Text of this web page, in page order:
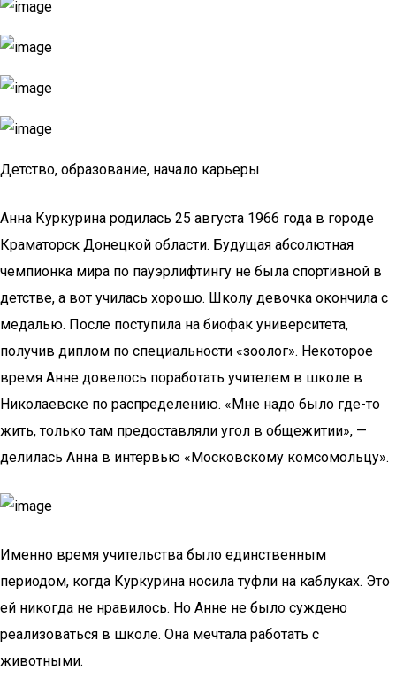
Детство, образование, начало карьеры
Анна Куркурина родилась 25 августа 1966 года в городе
Краматорск Донецкой области. Будущая абсолютная
чемпионка мира по пауэрлифтингу не была спортивной в
детстве, а вот училась хорошо. Школу девочка окончила с
медалью. После поступила на биофак университета,
получив диплом по специальности «зоолог». Некоторое
время Анне довелось поработать учителем в школе в
Николаевске по распределению. «Мне надо было где-то
жить, только там предоставляли угол в общежитии», —
делилась Анна в интервью «Московскому комсомольцу».
Именно время учительства было единственным
периодом, когда Куркурина носила туфли на каблуках. Это
ей никогда не нравилось. Но Анне не было суждено
реализоваться в школе. Она мечтала работать с
животными.